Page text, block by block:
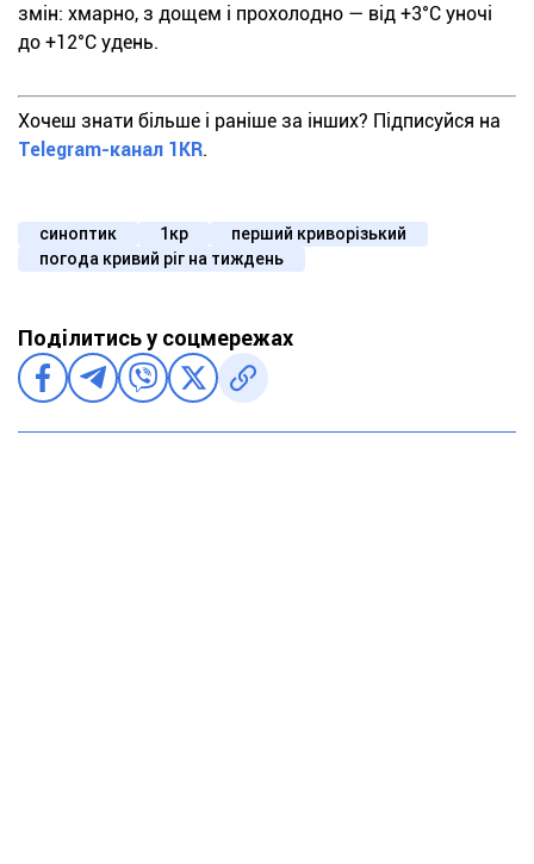
змін: хмарно, з дощем і прохолодно — від +3°С уночі
до +12°С удень.
Хочеш знати більше і раніше за інших? Підписуйся на
Telegram-канал 1KR.
синоптик 1кр
перший криворізький
погода кривий ріг на тиждень
Поділитись у соцмережах